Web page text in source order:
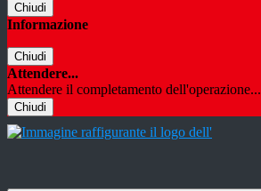
Chiudi
Informazione
Chiudi
Attendere...
Attendere il completamento dell'operazione...
Chiudi